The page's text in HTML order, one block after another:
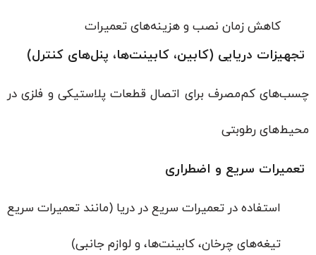
کاهش زمان نصب و هزینه‌های تعمیرات
تجهیزات دریایی (کابین، کابینت‌ها، پنل‌های کنترل)
چسب‌های کم‌مصرف برای اتصال قطعات پلاستیکی و فلزی در
محیط‌های رطوبتی
تعمیرات سریع و اضطراری
استفاده در تعمیرات سریع در دریا (مانند تعمیرات سریع
تیغه‌های چرخان، کابینت‌ها، و لوازم جانبی)